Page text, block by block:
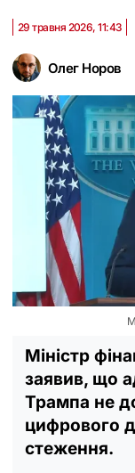
Олег Норов
29 травня 2026, 11:43
Міністр
заявив, що
Трампа не
цифрового
стеження.